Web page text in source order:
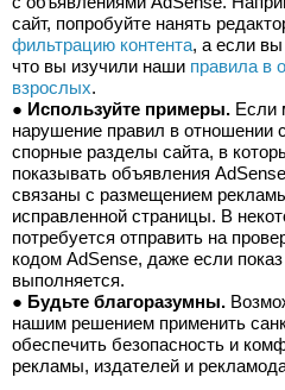
фильтрацию контента, а если вы
что вы изучили наши правила в
взрослых.
● Используйте примеры. Если
нарушение правил в отношении
спорные разделы сайта, в
показывать объявления
связаны с размещением
исправленной страницы. В
потребуется отправить на
кодом AdSense, даже если
выполняется.
● Будьте благоразумны.
нашим решением применить
обеспечить безопасность и
рекламы, издателей и